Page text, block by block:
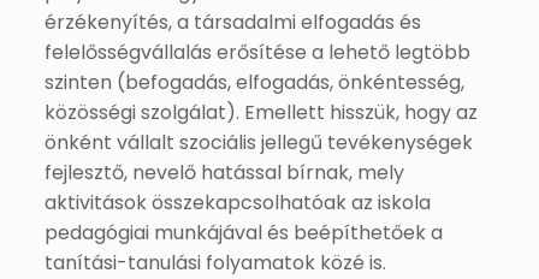
érzékenyítés, a társadalmi elfogadás és
felelősségvállalás erősítése a lehető legtöbb
szinten (befogadás, elfogadás, önkéntesség,
közösségi szolgálat). Emellett hisszük, hogy az
önként vállalt szociális jellegű tevékenységek
fejlesztő, nevelő hatással bírnak, mely
aktivitások összekapcsolhatóak az iskola
pedagógiai munkájával és beépíthetőek a
tanítási-tanulási folyamatok közé is.